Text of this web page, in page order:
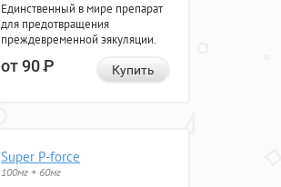
Единственный в мире препарат
для предотвращения
преждевременной эякуляции.
от 90Р Купить
Super P-force
100мг + 60мг